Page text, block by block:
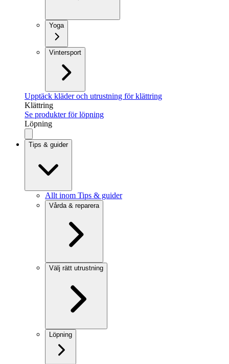
Yoga
Vintersport
Upptäck kläder och utrustning för klättring
Klättring
Se produkter för löpning
Löpning
Tips & guider
Allt inom Tips & guider
Vårda & reparera
Välj rätt utrustning
Löpning